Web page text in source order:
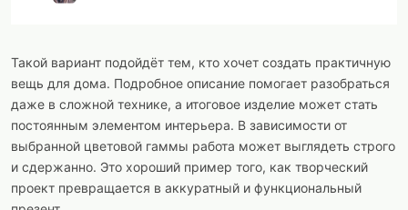
Такой вариант подойдёт тем, кто хочет создать практичную
вещь для дома. Подробное описание помогает разобраться
даже в сложной технике, а итоговое изделие может стать
постоянным элементом интерьера. В зависимости от
выбранной цветовой гаммы работа может выглядеть строго
и сдержанно. Это хороший пример того, как творческий
проект превращается в аккуратный и функциональный